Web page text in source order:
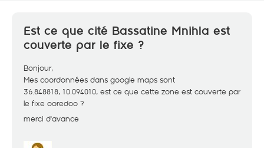
Est ce que cité Bassatine Mnihla est
couverte par le fixe ?
Bonjour,
Mes coordonnées dans google maps sont
36.848818, 10.094010, est ce que cette zone est couverte par
le fixe ooredoo ?
merci d'avance